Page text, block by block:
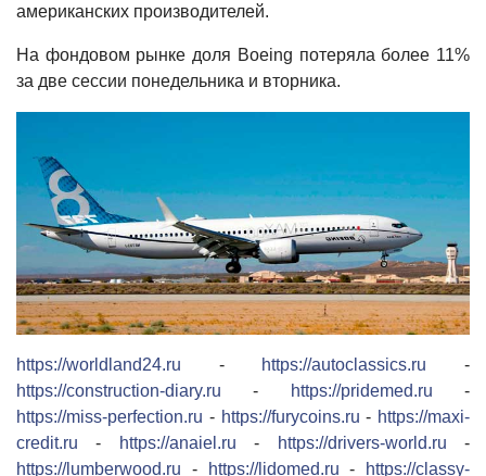
американских производителей.
На фондовом рынке доля Boeing потеряла более 11%
за две сессии понедельника и вторника.
https://worldland24.ru - https://autoclassics.ru -
https://construction-diary.ru - https://pridemed.ru -
https://miss-perfection.ru - https://furycoins.ru - https://maxi-
credit.ru - https://anaiel.ru - https://drivers-world.ru -
https://lumberwood.ru - https://lidomed.ru -
https://classy-